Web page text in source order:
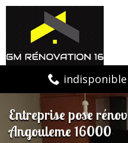
indisponible
Entreprise pose
Angouleme 16000